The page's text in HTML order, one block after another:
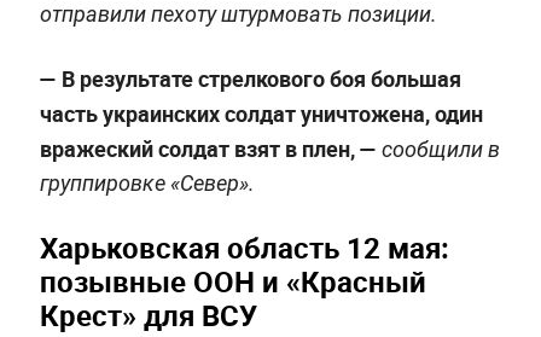
отправили пехоту штурмовать позиции.
— В результате стрелкового боя большая
часть украинских солдат уничтожена, один
вражеский солдат взят в плен, — сообщили в
группировке «Север».
Харьковская область 12 мая:
позывные ООН и «Красный
Крест» для ВСУ